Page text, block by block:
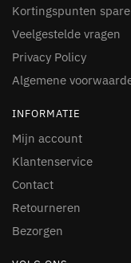
Kortingspunten
Veelgestelde vragen
Privacy Policy
Algemene
INFORMATIE
Mijn account
Klantenservice
Contact
Retourneren
Bezorgen